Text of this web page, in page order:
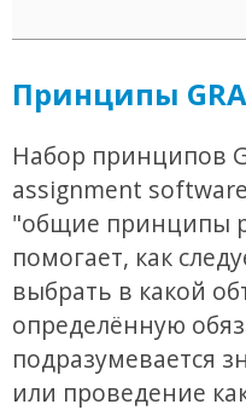
Принципы
Набор принципов
assignment
"общие принципы
помогает, как
выбрать в какой
определённую
подразумевается
или проведение